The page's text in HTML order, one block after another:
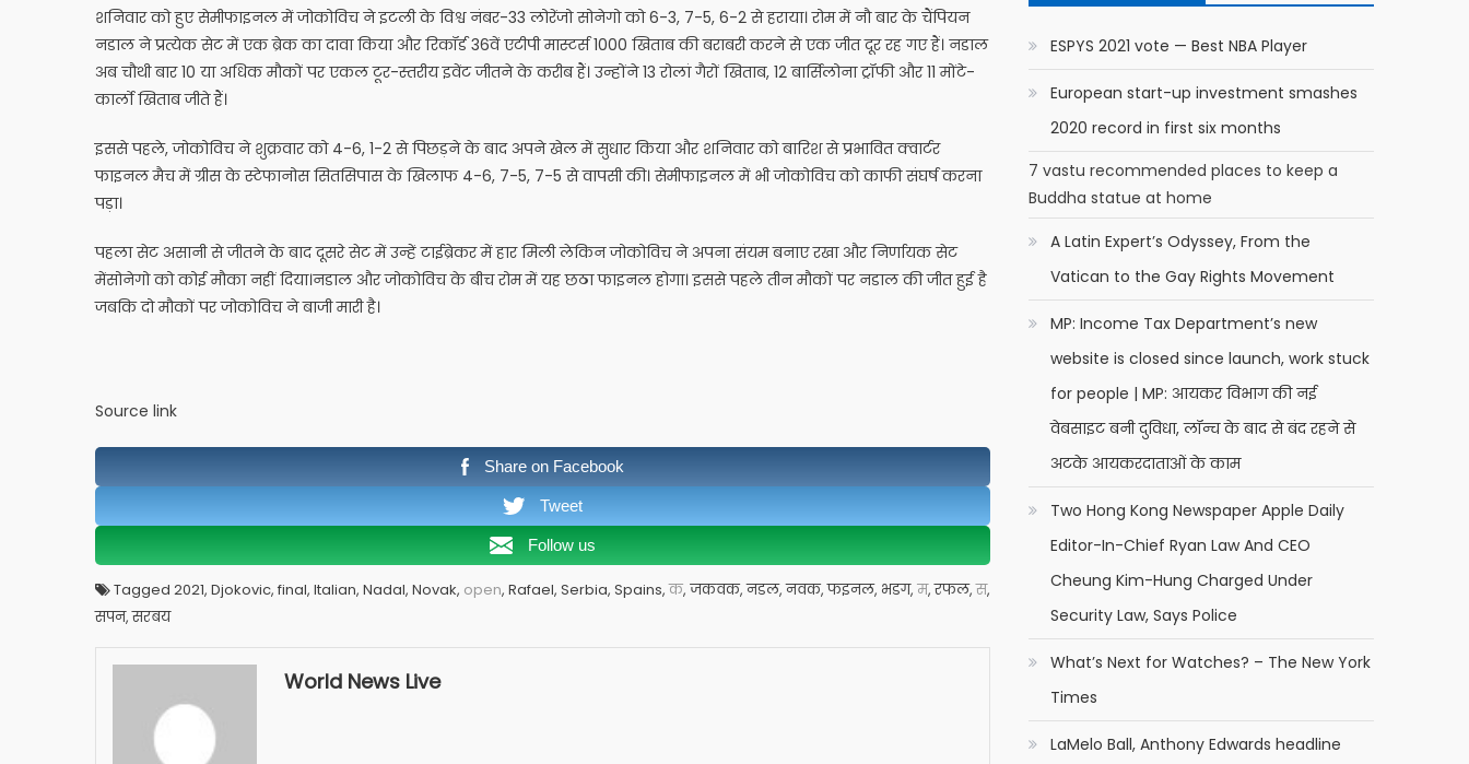
शनिवार को हुए सेमीफाइनल में जोकोविच ने इटली के विश्व नंबर-33 लोरेंजो सोनेगो को 6-3, 7-5, 6-2 से हराया। रोम में नौ बार के चैंपियन
नडाल ने प्रत्येक सेट में एक ब्रेक का दावा किया और रिकॉर्ड 36वें एटीपी मास्टर्स 1000 खिताब की बराबरी करने से एक जीत दूर रह गए हैं। नडाल
अब चौथी बार 10 या अधिक मौकों पर एकल टूर-स्तरीय इवेंट जीतने के करीब हैं। उन्होंने 13 रोलां गैरों खिताब, 12 बार्सिलोना ट्रॉफी और 11 मोंटे-
कार्लो खिताब जीते हैं।
इससे पहले, जोकोविच ने शुक्रवार को 4-6, 1-2 से पिछड़ने के बाद अपने खेल में सुधार किया और शनिवार को बारिश से प्रभावित क्वार्टर
फाइनल मैच में ग्रीस के स्टेफानोस सितसिपास के खिलाफ 4-6, 7-5, 7-5 से वापसी की। सेमीफाइनल में भी जोकोविच को काफी संघर्ष करना
पड़ा।
पहला सेट असानी से जीतने के बाद दूसरे सेट में उन्हें टाईब्रेकर में हार मिली लेकिन जोकोविच ने अपना संयम बनाए रखा और निर्णायक सेट
मेंसोनेगो को कोई मौका नहीं दिया।नडाल और जोकोविच के बीच रोम में यह छठा फाइनल होगा। इससे पहले तीन मौकों पर नडाल की जीत हुई है
जबकि दो मौकों पर जोकोविच ने बाजी मारी है।
Source link
Share on Facebook
Tweet
Follow us
Tagged 2021, Djokovic, final, Italian, Nadal, Novak, open, Rafael, Serbia, Spains,क, जकवक, नडल, नवक, फइनल, भडग, म, रफल,स,
सपन, सरबय
World News Live
ESPYS 2021 vote — Best NBA Player
European start-up investment smashes
2020 record in first six months
7 vastu recommended places to keep a
Buddha statue at home
A Latin Expert’s Odyssey, From the
Vatican to the Gay Rights Movement
MP: Income Tax Department’s new
website is closed since launch, work stuck
for people | MP: आयकर विभाग की नई
वेबसाइट बनी दुविधा, लॉन्च के बाद से बंद रहने से
अटके आयकरदाताओं के काम
Two Hong Kong Newspaper Apple Daily
Editor-In-Chief Ryan Law And CEO
Cheung Kim-Hung Charged Under
Security Law, Says Police
What’s Next for Watches? – The New York
Times
LaMelo Ball, Anthony Edwards headline